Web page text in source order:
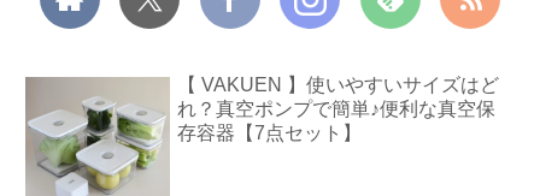
【 VAKUEN 】使いやすいサイズはど
れ？真空ポンプで簡単♪便利な真空保
存容器【7点セット】